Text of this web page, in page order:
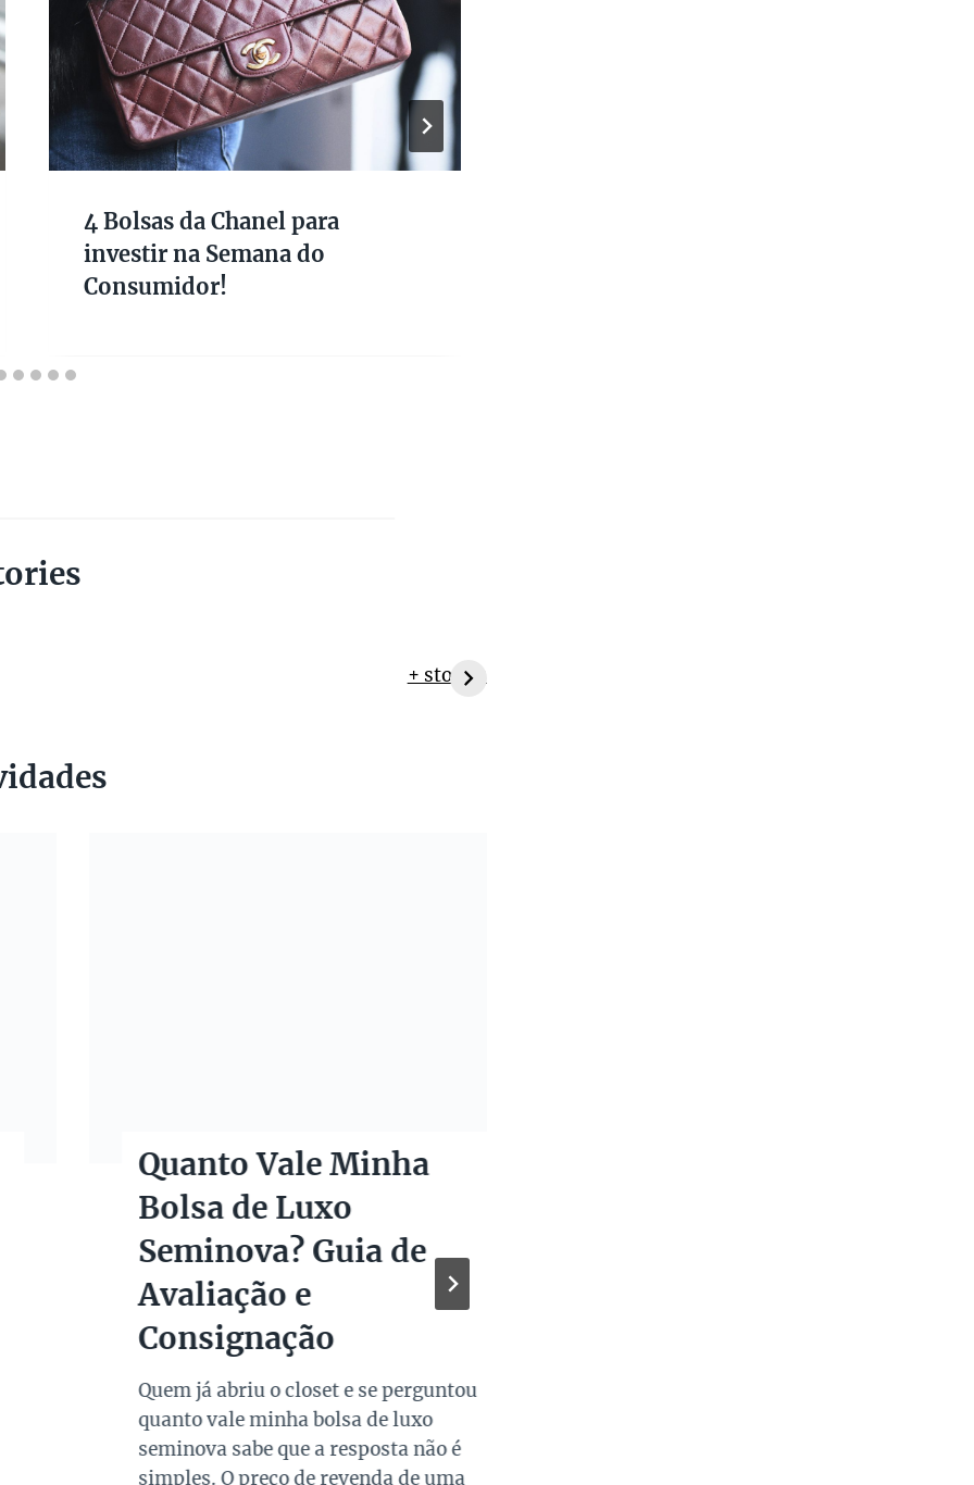
4 Bolsas da Chanel para
investir na Semana do
Consumidor!
+ stories
Quanto Vale Minha
Bolsa de Luxo
Seminova? Guia de
Avaliação e
Consignação
Quem já abriu o closet e se perguntou
quanto vale minha bolsa de luxo
seminova sabe que a resposta não é
simples. O preço de revenda de uma